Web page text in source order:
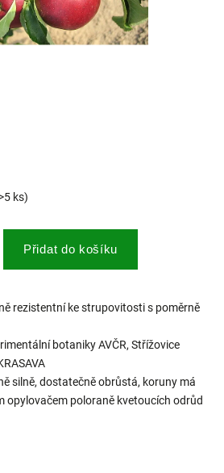
ks)
Přidat do košíku
rezistentní ke strupovitosti s poměrně
botaniky AVČR, Střížovice
silně, dostatečně obrůstá, koruny má
opylovačem poloraně kvetoucích odrůd